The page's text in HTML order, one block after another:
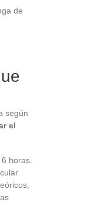
de
según
el
horas.